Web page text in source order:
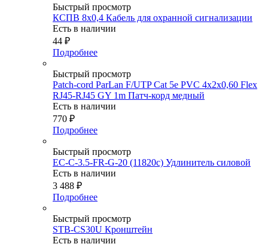
Быстрый просмотр
КСПВ 8х0,4 Кабель для охранной сигнализации
Есть в наличии
44 ₽
Подробнее
Быстрый просмотр
Patch-cord ParLan F/UTP Cat 5e PVC 4х2х0,60 Flex
RJ45-RJ45 GY 1m Патч-корд медный
Есть в наличии
770 ₽
Подробнее
Быстрый просмотр
EC-C-3.5-FR-G-20 (11820c) Удлинитель силовой
Есть в наличии
3 488 ₽
Подробнее
Быстрый просмотр
STB-CS30U Кронштейн
Есть в наличии